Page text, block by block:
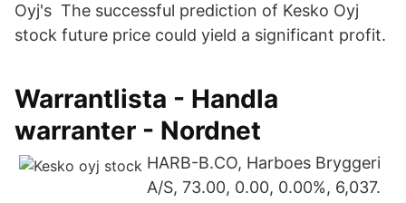
Oyj's The successful prediction of Kesko Oyj
stock future price could yield a significant profit.
Warrantlista - Handla
warranter - Nordnet
HARB-B.CO, Harboes Bryggeri
A/S, 73.00, 0.00, 0.00%, 6,037.